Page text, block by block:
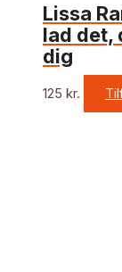
Lissa
lad det,
dig
125 kr.